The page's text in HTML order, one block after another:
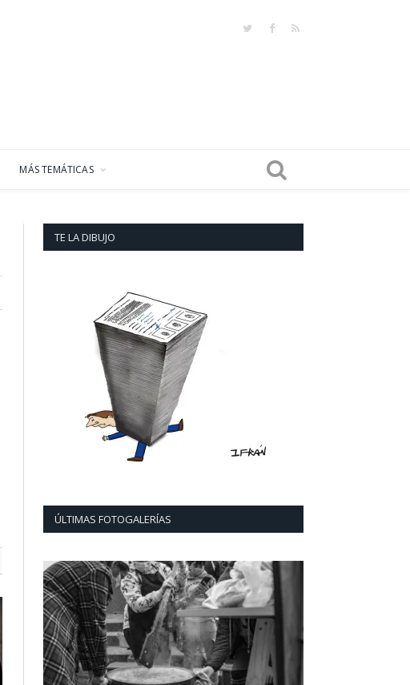
TwitterFacebook
RSS
MÁS TEMÁTICAS
TE LA DIBUJO
ÚLTIMAS FOTOGALERÍAS